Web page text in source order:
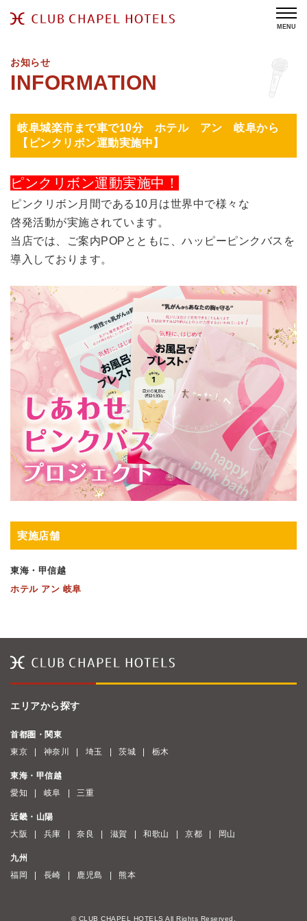
MENU
お知らせ
岐阜城楽市まで車で10分 ホテル アン 岐阜から
【ピンクリボン運動実施中】
ピンクリボン運動実施中！
ピンクリボン月間である10月は世界中で様々な
啓発活動が実施されています。
当店では、ご案内POPとともに、ハッピーピンクバスを
導入しております。
実施店舗
東海・甲信越
ホテル アン 岐阜
エリアから探す
首都圏・関東
東京
神奈川 埼玉 茨城 栃木
東海・甲信越
愛知
岐阜 三重
近畿・山陽
大阪
兵庫 奈良 滋賀 和歌山 京都 岡山
九州
福岡
長崎 鹿児島 熊本
© CLUB CHAPEL HOTELS All Rights Reserved.